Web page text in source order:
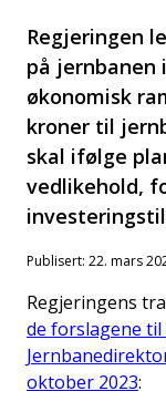
Regjeringen
på jernbanen
økonomisk
kroner til
skal ifølge
vedlikehold,
Publisert: 22. mars
Regjeringens
de forslagene
oktober 2023: